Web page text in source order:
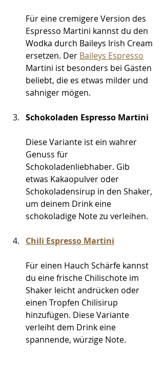
Für eine cremigere Version des
Espresso Martini kannst du den
Wodka durch Baileys Irish Cream
ersetzen. Der Baileys Espresso
Martini ist besonders bei Gästen
beliebt, die es etwas milder und
sahniger mögen.
Schokoladen Espresso Martini
Diese Variante ist ein wahrer
Genuss für
Schokoladenliebhaber. Gib
etwas Kakaopulver oder
Schokoladensirup in den Shaker,
um deinem Drink eine
schokoladige Note zu verleihen.
Chili Espresso Martini
Für einen Hauch Schärfe kannst
du eine frische Chilischote im
Shaker leicht andrücken oder
einen Tropfen Chilisirup
hinzufügen. Diese Variante
verleiht dem Drink eine
spannende, würzige Note.